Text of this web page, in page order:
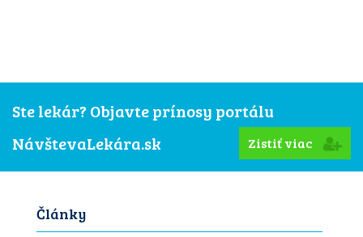
Ste lekár? Objavte prínosy portálu
NávštevaLekára.sk
Zistiť viac
Články